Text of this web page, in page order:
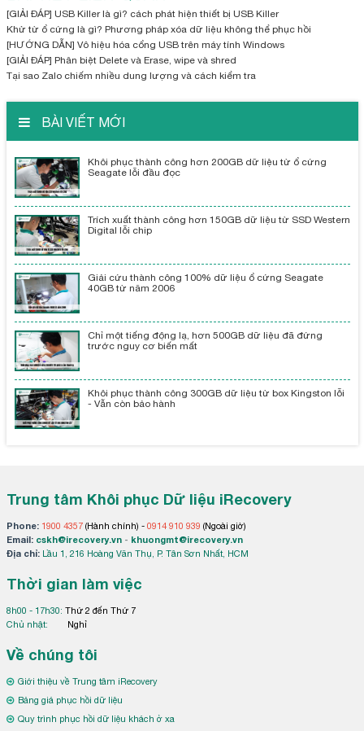
[GIẢI ĐÁP] USB Killer là gì? cách phát hiện thiết bị USB Killer
Khử từ ổ cứng là gì? Phương pháp xóa dữ liệu không thể phục hồi
[HƯỚNG DẪN] Vô hiệu hóa cổng USB trên máy tính Windows
[GIẢI ĐÁP] Phân biệt Delete và Erase, wipe và shred
Tại sao Zalo chiếm nhiều dung lượng và cách kiểm tra
BÀI VIẾT MỚI
Khôi phục thành công hơn 200GB dữ liệu từ ổ cứng
Seagate lỗi đầu đọc
Trích xuất thành công hơn 150GB dữ liệu từ SSD Western
Digital lỗi chip
Giải cứu thành công 100% dữ liệu ổ cứng Seagate
40GB từ năm 2006
Chỉ một tiếng động lạ, hơn 500GB dữ liệu đã đứng
trước nguy cơ biến mất
Khôi phục thành công 300GB dữ liệu từ box Kingston lỗi
- Vẫn còn bảo hành
Trung tâm Khôi phục Dữ liệu iRecovery
Phone: 1900 4357(Hành chính) - 0914 910 939 (Ngoài giờ)
Email: cskh@irecovery.vn- khuongmt@irecovery.vn
Địa chỉ: Lầu 1, 216 Hoàng Văn Thụ, P. Tân Sơn Nhất, HCM
Thời gian làm việc
8h00 - 17h30: Thứ 2 đến Thứ 7
Chủ nhật:
Nghỉ
Về chúng tôi
Giới thiệu về Trung tâm iRecovery
Bảng giá phục hồi dữ liệu
Quy trình phục hồi dữ liệu khách ở xa